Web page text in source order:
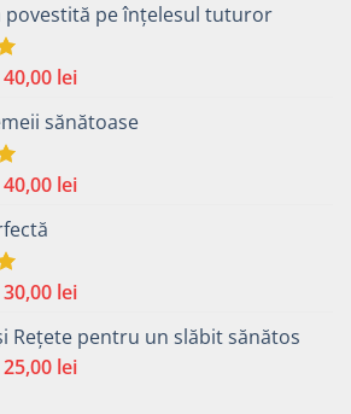
povestită pe înțelesul tuturor
Prețul
a
fost:
59,00 lei.
40,00 leiPrețul
este:
sănătoase
Prețul
a
fost:
49,00 lei.
40,00 leiPrețul
Prețul
a
fost:
30,00 leiPrețul
este:
30,00 lei.
Rețete pentru un slăbit sănătos
Prețul
25,00 leiPrețul